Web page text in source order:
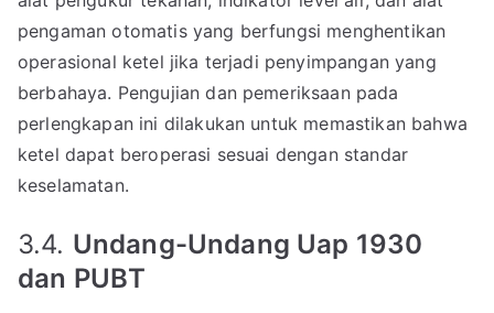
pengaman otomatis yang berfungsi menghentikan
operasional ketel jika terjadi penyimpangan yang
berbahaya. Pengujian dan pemeriksaan pada
perlengkapan ini dilakukan untuk memastikan bahwa
ketel dapat beroperasi sesuai dengan standar
keselamatan.
3.4. Undang-Undang Uap 1930
dan PUBT